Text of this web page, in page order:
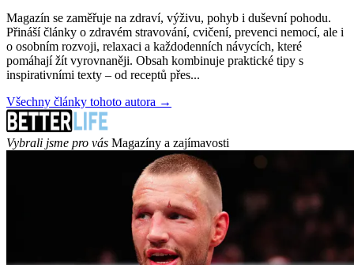
Magazín se zaměřuje na zdraví, výživu, pohyb i duševní pohodu.
Přináší články o zdravém stravování, cvičení, prevenci nemocí, ale i
o osobním rozvoji, relaxaci a každodenních návycích, které
pomáhají žít vyrovnaněji. Obsah kombinuje praktické tipy s
inspirativními texty – od receptů přes...
Všechny články tohoto autora →
Vybrali jsme pro vás Magazíny a zajímavosti